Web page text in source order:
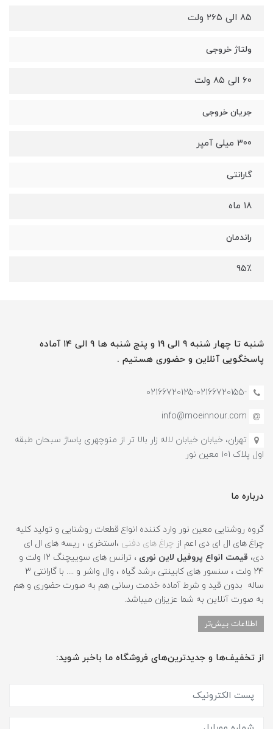
۸۵ الی ۲۶۵ ولت
ولتاژ خروجی
۶۰ الی ۸۵ ولت
جریان خروجی
۳۰۰ میلی آمپر
گارانتی
۱۸ ماه
راندمان
۹۵٪
شنبه تا چهار شنبه ۹ الی ۱۹ و پنج شنبه ها ۹ الی ۱۴ آماده
پاسخگویی آنلاین و حضوری هستیم .
-02166720125-02166720155
info@moeinnour.com
تهران، خیابان خیابان لاله زار بالا تر از منوچهری پاساژ سبحان طبقه
اول پلاک ۱۰1 معین نور
درباره ما
گروه روشنایی معین نور وارد کننده انواع قطعات روشنایی و تولید کلیه
چراغ های ال ای دی اعم از چراغ های دفنی ،استخری ، ریسه های ال ای
دی، قیمت انواع پروفیل لاین نوری
، ترانس های سوییچنگ ۱۲ ولت و
۲۴ ولت ، سنسور های کابینتی ،رشد گیاه ، وال واشر و .... با گارانتی ۳
ساله بدون قید و شرط آماده خدمت رسانی هم به صورت حضوری و هم
به صورت آنلاین به شما عزیزان میباشد.
اطلاعات بیش‌تر
از تخفیف‌ها و جدیدترین‌های فروشگاه ما باخبر شوید: